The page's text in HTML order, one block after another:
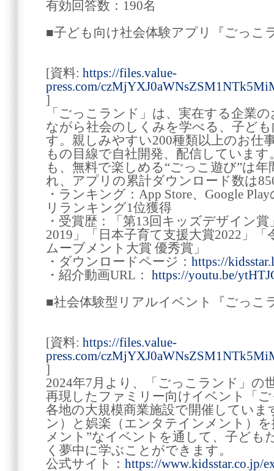
有効回答数：190名
■子ども向け社会体験アプリ『ごっこ
[資料: https://files.value-
press.com/
]
「ごっこランド」は、実在する企業
ながら社会のしくみを学べる、子ど
す。親しみやすい200種類以上のお仕
もの目線で自社開発、配信していま
も、無料で楽しめる“ごっこ遊び”は
れ、アプリの累計ダウンロード数は
・ランキング：App Store、Google
リランキング1位獲得
・受賞歴：「第13回キッズデザイン賞
2019」「日本子育て支援大賞2022」
ムーブメント大賞 優秀賞」
・ダウンロードページ： https://
・紹介動画URL： https://youtu.be/
■社会体験型リアルイベント『ごっこ
[資料: https://files.value-
press.com/
]
2024年7月より、「ごっこランド」の
再現したファミリー向けイベント「
各地の大規模商業施設で開催してい
ン）と娯楽（エンタテインメント）
メント”なイベントを通して、子ども
く夢中に学ぶことができます。
公式サイト： https://www.kidsstar.co.jp/